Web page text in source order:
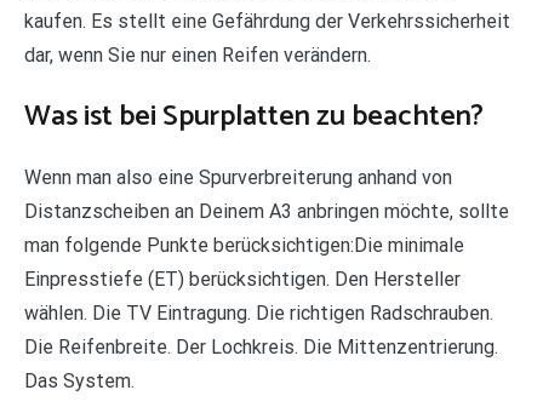
kaufen. Es stellt eine Gefährdung der Verkehrssicherheit
dar, wenn Sie nur einen Reifen verändern.
Was ist bei Spurplatten zu beachten?
Wenn man also eine Spurverbreiterung anhand von
Distanzscheiben an Deinem A3 anbringen möchte, sollte
man folgende Punkte berücksichtigen:Die minimale
Einpresstiefe (ET) berücksichtigen. Den Hersteller
wählen. Die TV Eintragung. Die richtigen Radschrauben.
Die Reifenbreite. Der Lochkreis. Die Mittenzentrierung.
Das System.